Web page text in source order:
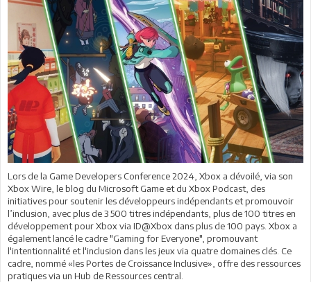
Lors de la Game Developers Conference 2024, Xbox a dévoilé, via son
Xbox Wire, le blog du Microsoft Game et du Xbox Podcast, des
initiatives pour soutenir les développeurs indépendants et promouvoir
l’inclusion, avec plus de 3 500 titres indépendants, plus de 100 titres en
développement pour Xbox via ID@Xbox dans plus de 100 pays. Xbox a
également lancé le cadre "Gaming for Everyone", promouvant
l'intentionnalité et l'inclusion dans les jeux via quatre domaines clés. Ce
cadre, nommé «les Portes de Croissance Inclusive», offre des ressources
pratiques via un Hub de Ressources central.